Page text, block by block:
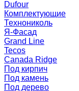
Dufour
Комплектующие
Технониколь
Я-Фасад
Grand Line
Tecos
Canada Ridge
Под кирпич
Под камень
Под дерево